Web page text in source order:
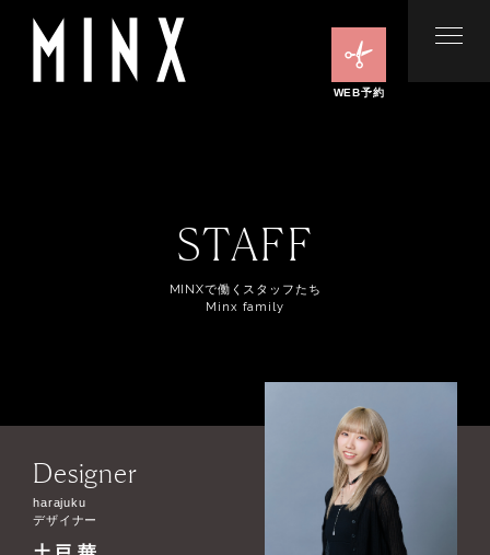
WEB予約
STAFF
MINXで働くスタッフたち
Minx family
Designer
harajuku
デザイナー